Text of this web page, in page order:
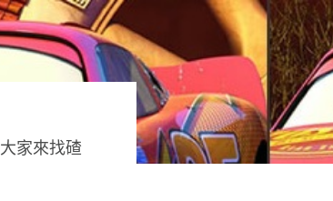
大家來找碴